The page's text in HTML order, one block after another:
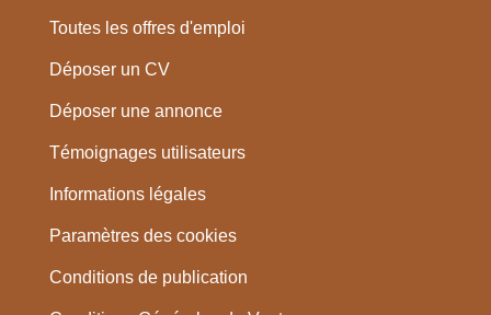
Toutes les offres d'emploi
Déposer un CV
Déposer une annonce
Témoignages utilisateurs
Informations légales
Paramètres des cookies
Conditions de publication